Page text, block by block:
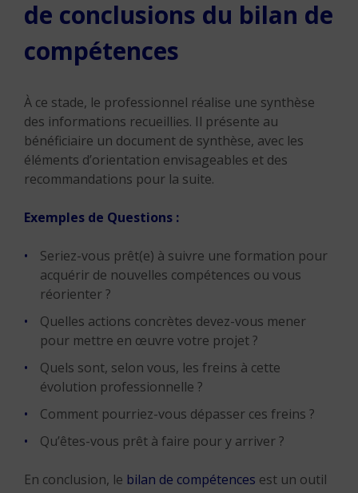
de conclusions du bilan de
compétences
À ce stade, le professionnel réalise une synthèse
des informations recueillies. Il présente au
bénéficiaire un document de synthèse, avec les
éléments d’orientation envisageables et des
recommandations pour la suite.
Exemples de Questions :
Seriez-vous prêt(e) à suivre une formation pour
acquérir de nouvelles compétences ou vous
réorienter ?
Quelles actions concrètes devez-vous mener
pour mettre en œuvre votre projet ?
Quels sont, selon vous, les freins à cette
évolution professionnelle ?
Comment pourriez-vous dépasser ces freins ?
Qu’êtes-vous prêt à faire pour y arriver ?
En conclusion, le bilan de compétences est un outil